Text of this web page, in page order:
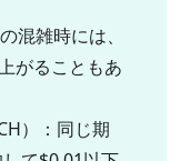
混雑時には、
がることもあ
）：同じ期